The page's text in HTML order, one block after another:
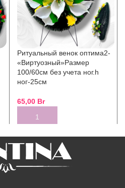
Ритуальный венок оптима2-
«Виртуозный»Размер
100/60см без учета ног.h
ног-25см
65,00 Br